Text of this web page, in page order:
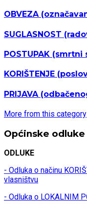
OBVEZA
SUGLASNOST
POSTUPAK (smrtni
KORIŠTENJE
PRIJAVA
More from this category
Općinske odluke
ODLUKE
- Odluka o načinu
vlasništvu
- Odluka o LOKALNIM